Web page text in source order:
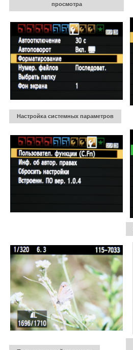
просмотра
Настройка системных параметров